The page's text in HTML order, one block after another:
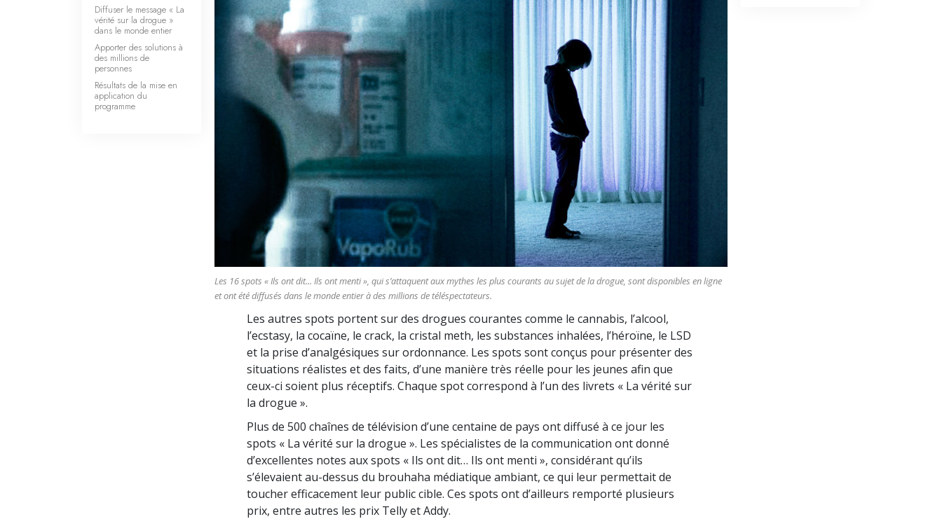
Les 16 spots « Ils ont dit... Ils ont menti », qui s’attaquent aux mythes les plus courants au sujet de la drogue, sont disponibles en ligne
et ont été diffusés dans le monde entier à des millions de téléspectateurs.
Les autres spots portent sur des drogues courantes comme le cannabis, l’alcool,
l’ecstasy, la cocaïne, le crack, la cristal meth, les substances inhalées, l’héroïne, le LSD
et la prise d’analgésiques sur ordonnance. Les spots sont conçus pour présenter des
situations réalistes et des faits, d’une manière très réelle pour les jeunes afin que
ceux-ci soient plus réceptifs. Chaque spot correspond à l’un des livrets « La vérité sur
la drogue ».
Plus de 500 chaînes de télévision d’une centaine de pays ont diffusé à ce jour les
spots « La vérité sur la drogue ». Les spécialistes de la communication ont donné
d’excellentes notes aux spots « Ils ont dit… Ils ont menti », considérant qu’ils
s’élevaient au-dessus du brouhaha médiatique ambiant, ce qui leur permettait de
toucher efficacement leur public cible. Ces spots ont d’ailleurs remporté plusieurs
prix, entre autres les prix Telly et Addy.
Diffuser le message « La
vérité sur la drogue »
dans le monde entier
Apporter des solutions à
des millions de
personnes
Résultats de la mise en
application du
programme